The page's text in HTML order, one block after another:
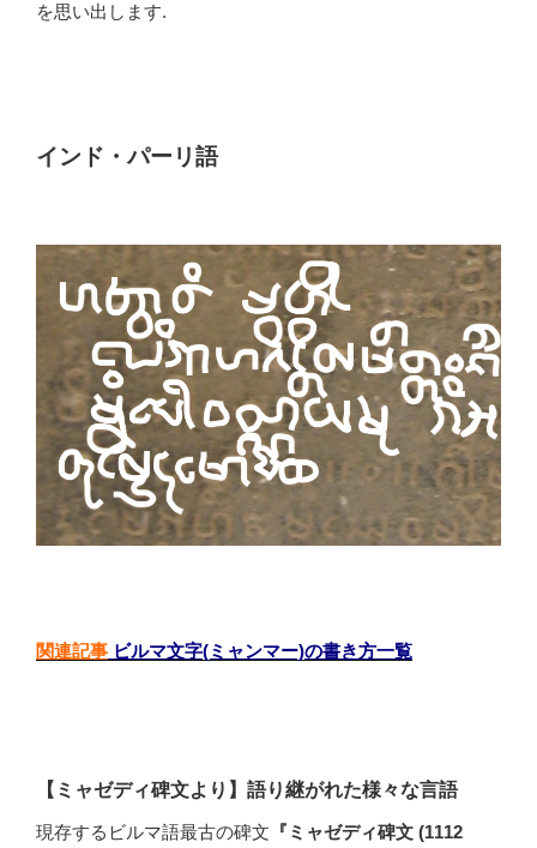
を思い出します.
インド・パーリ語
関連記事 ビルマ文字(ミャンマー)の書き方一覧
【ミャゼディ碑文より】語り継がれた様々な言語
現存するビルマ語最古の碑文 『ミャゼディ碑文 (1112